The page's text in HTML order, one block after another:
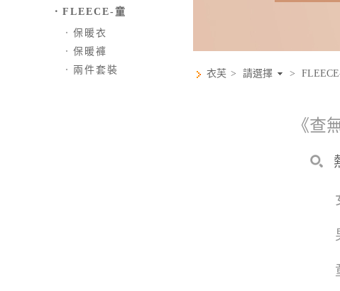
．FLEECE-童
． 保暖衣
． 保暖褲
． 兩件套裝 衣芙 > 請選擇 >
《查